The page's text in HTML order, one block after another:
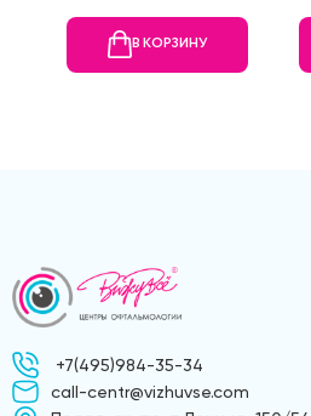
В КОРЗИНУ
+7(495)984-35-34
call-centr@vizhuvse.com